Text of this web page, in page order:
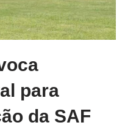
para
da SAF